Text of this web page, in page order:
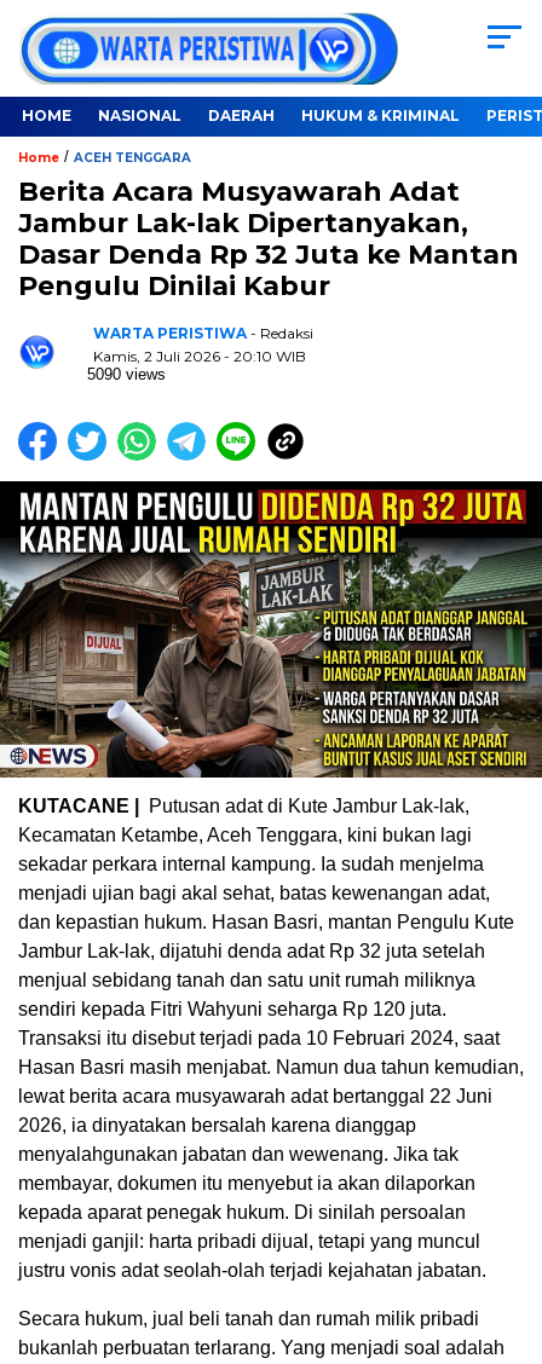
HOME NASIONAL DAERAH HUKUM & KRIMINAL
Home / ACEH TENGGARA
Berita Acara Musyawarah Adat
Jambur Lak-lak Dipertanyakan,
Dasar Denda Rp 32 Juta ke Mantan
Pengulu Dinilai Kabur
WARTA PERISTIWA - Redaksi
Kamis, 2 Juli 2026 - 20:10 WIB
5090 views
KUTACANE |
Putusan adat di Kute Jambur Lak-lak,
Kecamatan Ketambe, Aceh Tenggara, kini bukan lagi
sekadar perkara internal kampung. Ia sudah menjelma
menjadi ujian bagi akal sehat, batas kewenangan adat,
dan kepastian hukum. Hasan Basri, mantan Pengulu Kute
Jambur Lak-lak, dijatuhi denda adat Rp 32 juta setelah
menjual sebidang tanah dan satu unit rumah miliknya
sendiri kepada Fitri Wahyuni seharga Rp 120 juta.
Transaksi itu disebut terjadi pada 10 Februari 2024, saat
Hasan Basri masih menjabat. Namun dua tahun kemudian,
lewat berita acara musyawarah adat bertanggal 22 Juni
2026, ia dinyatakan bersalah karena dianggap
menyalahgunakan jabatan dan wewenang. Jika tak
membayar, dokumen itu menyebut ia akan dilaporkan
kepada aparat penegak hukum. Di sinilah persoalan
menjadi ganjil: harta pribadi dijual, tetapi yang muncul
justru vonis adat seolah-olah terjadi kejahatan jabatan.
Secara hukum, jual beli tanah dan rumah milik pribadi
bukanlah perbuatan terlarang. Yang menjadi soal adalah